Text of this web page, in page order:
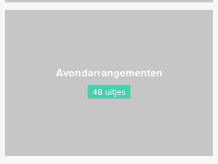
Avondarrangementen
48 uitjes